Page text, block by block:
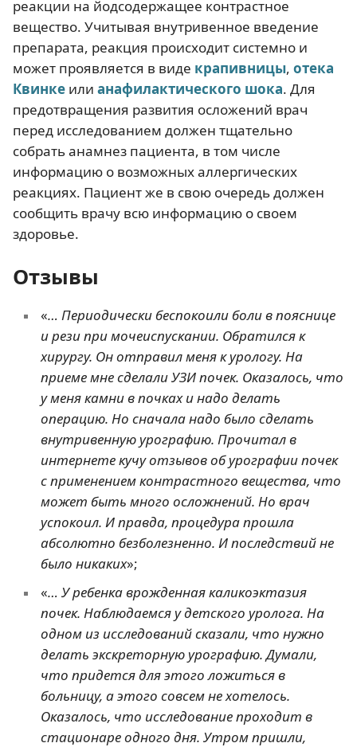
реакции на йодсодержащее контрастное
вещество. Учитывая внутривенное введение
препарата, реакция происходит системно и
может проявляется в виде крапивницы, отека
Квинке или анафилактического шока. Для
предотвращения развития осложений врач
перед исследованием должен тщательно
собрать анамнез пациента, в том числе
информацию о возможных аллергических
реакциях. Пациент же в свою очередь должен
сообщить врачу всю информацию о своем
здоровье.
Отзывы
«… Периодически беспокоили боли в пояснице
и рези при мочеиспускании. Обратился к
хирургу. Он отправил меня к урологу. На
приеме мне сделали УЗИ почек. Оказалось, что
у меня камни в почках и надо делать
операцию. Но сначала надо было сделать
внутривенную урографию. Прочитал в
интернете кучу отзывов об урографии почек
с применением контрастного вещества, что
может быть много осложнений. Но врач
успокоил. И правда, процедура прошла
абсолютно безболезненно. И последствий не
было никаких»;
«… У ребенка врожденная каликоэктазия
почек. Наблюдаемся у детского уролога. На
одном из исследований сказали, что нужно
делать экскреторную урографию. Думали,
что придется для этого ложиться в
больницу, а этого совсем не хотелось.
Оказалось, что исследование проходит в
стационаре одного дня. Утром пришли,